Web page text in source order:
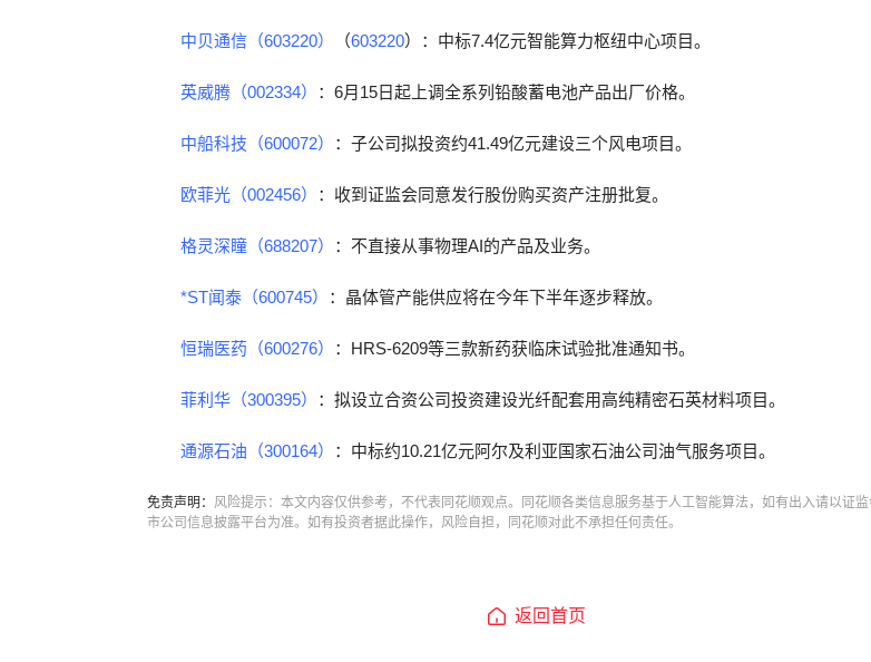
中贝通信（603220） （603220）：中标7.4亿元智能算力枢纽中心项目。
英威腾（002334） ：6月15日起上调全系列铅酸蓄电池产品出厂价格。
中船科技（600072） ：子公司拟投资约41.49亿元建设三个风电项目。
欧菲光（002456） ：收到证监会同意发行股份购买资产注册批复。
格灵深瞳（688207） ：不直接从事物理AI的产品及业务。
*ST闻泰（600745） ：晶体管产能供应将在今年下半年逐步释放。
恒瑞医药（600276） ：HRS-6209等三款新药获临床试验批准通知书。
菲利华（300395） ：拟设立合资公司投资建设光纤配套用高纯精密石英材料项目。
通源石油（300164） ：中标约10.21亿元阿尔及利亚国家石油公司油气服务项目。
免责声明： 风险提示：本文内容仅供参考，不代表同花顺观点。同花顺各类信息服务基于人工智能算法，如有出入请以证
市公司信息披露平台为准。如有投资者据此操作，风险自担，同花顺对此不承担任何责任。
返回首页